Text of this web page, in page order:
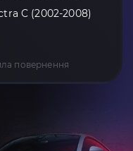
C (2002-2008)
повернення